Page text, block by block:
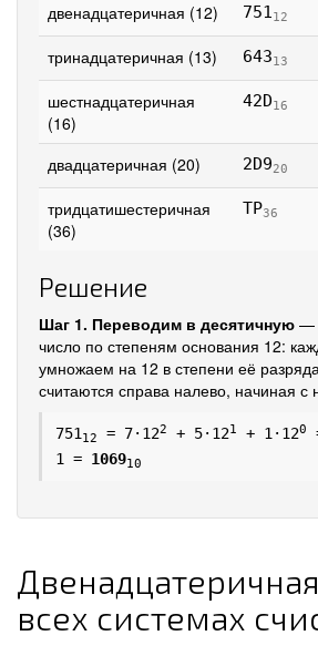
двенадцатеричная (12) 75112
тринадцатеричная (13) 64313
шестнадцатеричная
(16)
42D16
двадцатеричная (20) 2D920
тридцатишестеричная
(36)
TP36
Решение
Шаг 1. Переводим в десятичную —
число по степеням основания 12:
умножаем на 12 в степени её
считаются справа налево, начиная с
751 12 = 7·122 + 5·121 + 1·120
1 = 106910
всех системах